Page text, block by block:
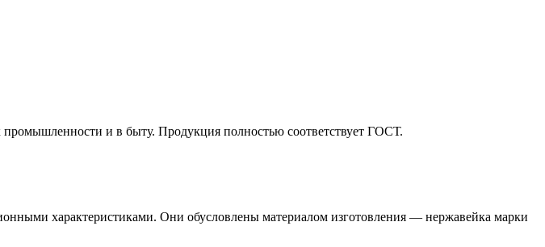
и в быту. Продукция полностью соответствует ГОСТ.
характеристиками. Они обусловлены материалом изготовления — нержавейка марки